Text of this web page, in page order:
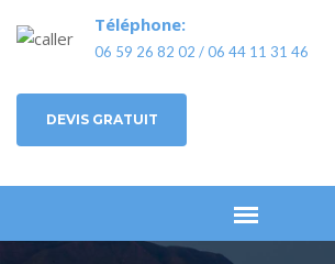
Téléphone:
06 59 26 82 02 / 06 44 11 31 46
DEVIS GRATUIT